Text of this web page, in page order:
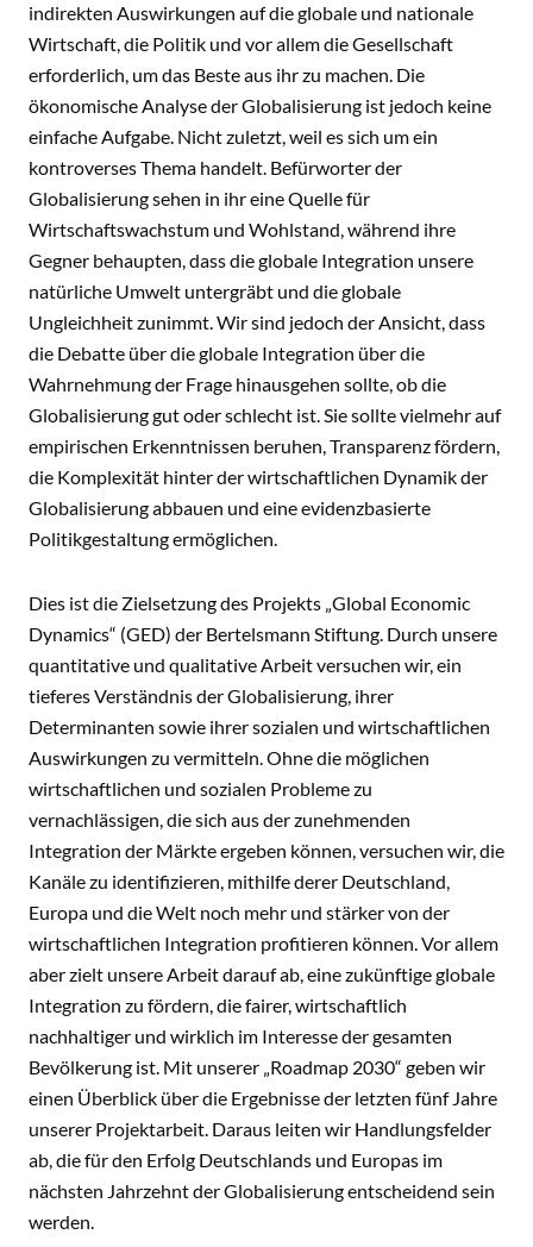
indirekten Auswirkungen auf die globale und nationale
Wirtschaft, die Politik und vor allem die Gesellschaft
erforderlich, um das Beste aus ihr zu machen. Die
ökonomische Analyse der Globalisierung ist jedoch keine
einfache Aufgabe. Nicht zuletzt, weil es sich um ein
kontroverses Thema handelt. Befürworter der
Globalisierung sehen in ihr eine Quelle für
Wirtschaftswachstum und Wohlstand, während ihre
Gegner behaupten, dass die globale Integration unsere
natürliche Umwelt untergräbt und die globale
Ungleichheit zunimmt. Wir sind jedoch der Ansicht, dass
die Debatte über die globale Integration über die
Wahrnehmung der Frage hinausgehen sollte, ob die
Globalisierung gut oder schlecht ist. Sie sollte vielmehr auf
empirischen Erkenntnissen beruhen, Transparenz fördern,
die Komplexität hinter der wirtschaftlichen Dynamik der
Globalisierung abbauen und eine evidenzbasierte
Politikgestaltung ermöglichen.
Dies ist die Zielsetzung des Projekts „Global Economic
Dynamics“ (GED) der Bertelsmann Stiftung. Durch unsere
quantitative und qualitative Arbeit versuchen wir, ein
tieferes Verständnis der Globalisierung, ihrer
Determinanten sowie ihrer sozialen und wirtschaftlichen
Auswirkungen zu vermitteln. Ohne die möglichen
wirtschaftlichen und sozialen Probleme zu
vernachlässigen, die sich aus der zunehmenden
Integration der Märkte ergeben können, versuchen wir, die
Kanäle zu identifizieren, mithilfe derer Deutschland,
Europa und die Welt noch mehr und stärker von der
wirtschaftlichen Integration profitieren können. Vor allem
aber zielt unsere Arbeit darauf ab, eine zukünftige globale
Integration zu fördern, die fairer, wirtschaftlich
nachhaltiger und wirklich im Interesse der gesamten
Bevölkerung ist. Mit unserer „Roadmap 2030“ geben wir
einen Überblick über die Ergebnisse der letzten fünf Jahre
unserer Projektarbeit. Daraus leiten wir Handlungsfelder
ab, die für den Erfolg Deutschlands und Europas im
nächsten Jahrzehnt der Globalisierung entscheidend sein
werden.